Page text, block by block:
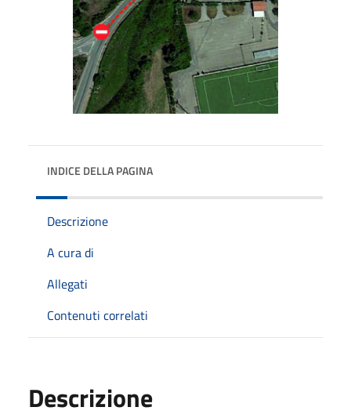
INDICE DELLA PAGINA
Descrizione
A cura di
Allegati
Contenuti correlati
Descrizione